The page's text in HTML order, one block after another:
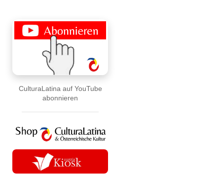
CulturaLatina auf YouTube
abonnieren